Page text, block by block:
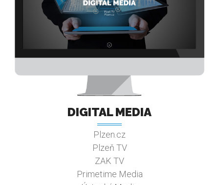
DIGITAL MEDIA
Plzen.cz
Plzeň TV
ZAK TV
Primetime Media